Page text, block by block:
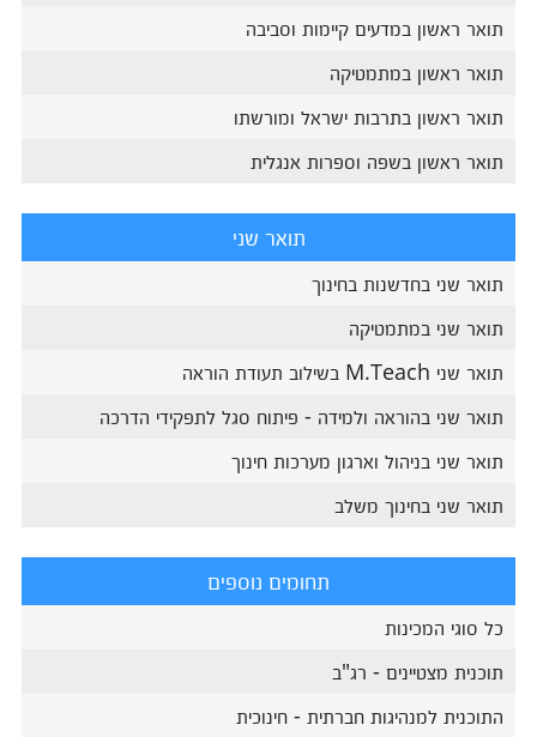
תואר ראשון במדעים קיימות וסביבה
תואר ראשון במתמטיקה
תואר ראשון בתרבות ישראל ומורשתו
תואר ראשון בשפה וספרות אנגלית
תואר שני
תואר שני בחדשנות בחינוך
תואר שני במתמטיקה
תואר שני M.Teach בשילוב תעודת הוראה
תואר שני בהוראה ולמידה - פיתוח סגל לתפקידי הדרכה
תואר שני בניהול וארגון מערכות חינוך
תואר שני בחינוך משלב
תחומים נוספים
כל סוגי המכינות
תוכנית מצטיינים - רג"ב
התוכנית למנהיגות חברתית - חינוכית